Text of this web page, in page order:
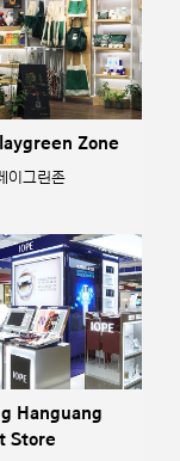
Zone
이그린존
Hanguang
Store